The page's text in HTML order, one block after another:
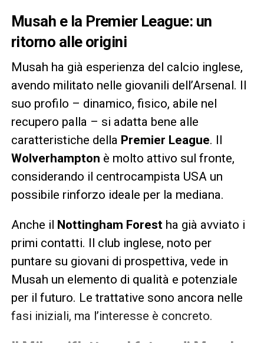
Musah e la Premier League: un
ritorno alle origini
Musah ha già esperienza del calcio inglese,
avendo militato nelle giovanili dell’Arsenal. Il
suo profilo – dinamico, fisico, abile nel
recupero palla – si adatta bene alle
caratteristiche della Premier League. Il
Wolverhampton è molto attivo sul fronte,
considerando il centrocampista USA un
possibile rinforzo ideale per la mediana.
Anche il Nottingham Forestha già avviato i
primi contatti. Il club inglese, noto per
puntare su giovani di prospettiva, vede in
Musah un elemento di qualità e potenziale
per il futuro. Le trattative sono ancora nelle
fasi iniziali, ma l’interesse è concreto.